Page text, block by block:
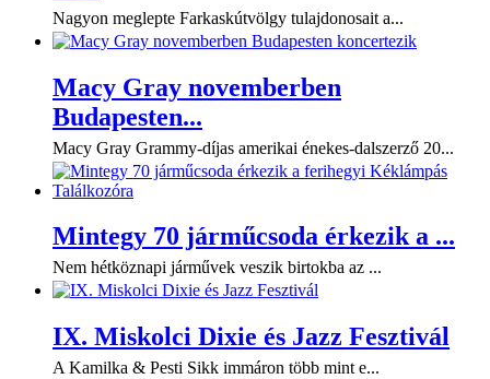
Nagyon meglepte Farkaskútvölgy tulajdonosait a...
Macy Gray novemberben
Budapesten...
Macy Gray Grammy-díjas amerikai énekes-dalszerző 20...
Mintegy 70 járműcsoda érkezik a ...
Nem hétköznapi járművek veszik birtokba az ...
IX. Miskolci Dixie és Jazz Fesztivál
A Kamilka & Pesti Sikk immáron több mint e...